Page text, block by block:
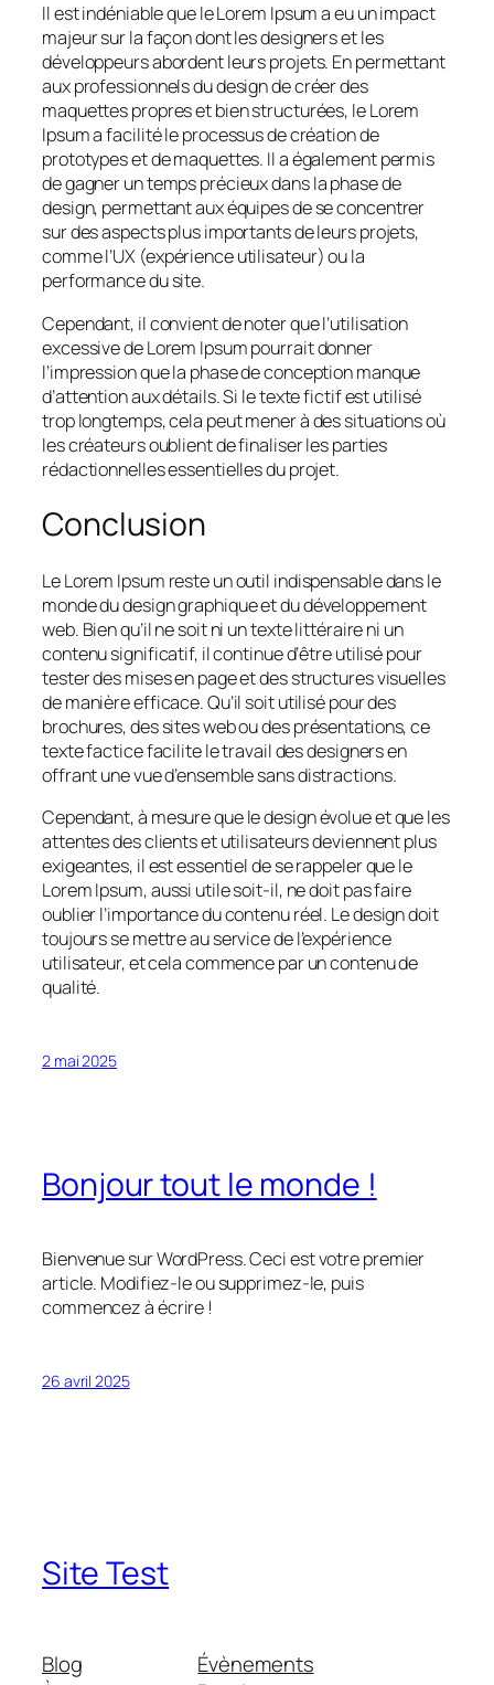
Il est indéniable que le Lorem Ipsum a eu un impact
majeur sur la façon dont les designers et les
développeurs abordent leurs projets. En permettant
aux professionnels du design de créer des
maquettes propres et bien structurées, le Lorem
Ipsum a facilité le processus de création de
prototypes et de maquettes. Il a également permis
de gagner un temps précieux dans la phase de
design, permettant aux équipes de se concentrer
sur des aspects plus importants de leurs projets,
comme l’UX (expérience utilisateur) ou la
performance du site.
Cependant, il convient de noter que l’utilisation
excessive de Lorem Ipsum pourrait donner
l’impression que la phase de conception manque
d’attention aux détails. Si le texte fictif est utilisé
trop longtemps, cela peut mener à des situations où
les créateurs oublient de finaliser les parties
rédactionnelles essentielles du projet.
Conclusion
Le Lorem Ipsum reste un outil indispensable dans le
monde du design graphique et du développement
web. Bien qu’il ne soit ni un texte littéraire ni un
contenu significatif, il continue d’être utilisé pour
tester des mises en page et des structures visuelles
de manière efficace. Qu’il soit utilisé pour des
brochures, des sites web ou des présentations, ce
texte factice facilite le travail des designers en
offrant une vue d’ensemble sans distractions.
Cependant, à mesure que le design évolue et que les
attentes des clients et utilisateurs deviennent plus
exigeantes, il est essentiel de se rappeler que le
Lorem Ipsum, aussi utile soit-il, ne doit pas faire
oublier l’importance du contenu réel. Le design doit
toujours se mettre au service de l’expérience
utilisateur, et cela commence par un contenu de
qualité.
2 mai 2025
Bonjour tout le monde !
Bienvenue sur WordPress. Ceci est votre premier
article. Modifiez-le ou supprimez-le, puis
commencez à écrire !
26 avril 2025
Site Test
Blog
Évènements